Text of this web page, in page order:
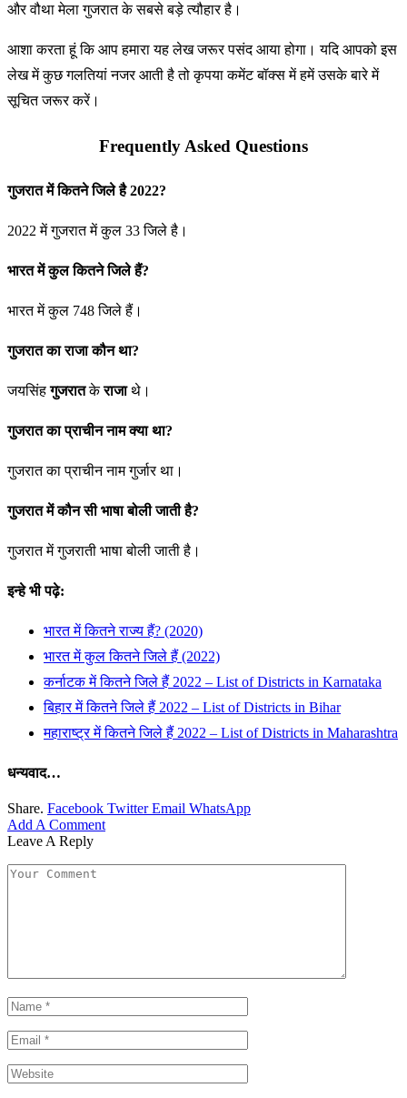
और वौथा मेला गुजरात के सबसे बड़े त्यौहार है।
आशा करता हूं कि आप हमारा यह लेख जरूर पसंद आया होगा। यदि आपको इस
लेख में कुछ गलतियां नजर आती है तो कृपया कमेंट बॉक्स में हमें उसके बारे में
सूचित जरूर करें।
Frequently Asked Questions
गुजरात में कितने जिले है 2022?
2022 में गुजरात में कुल 33 जिले है।
भारत में कुल कितने जिले हैं?
भारत में कुल 748 जिले हैं।
गुजरात का राजा कौन था?
जयसिंहगुजरातकेराजाथे।
गुजरात का प्राचीन नाम क्या था?
गुजरात का प्राचीन नाम गुर्जार था।
गुजरात में कौन सी भाषा बोली जाती है?
गुजरात में गुजराती भाषा बोली जाती है।
इन्हे भी पढ़े:
भारत में कितने राज्य हैं? (2020)
भारत में कुल कितने जिले हैं (2022)
कर्नाटक में कितने जिले हैं 2022 – List of Districts in Karnataka
बिहार में कितने जिले हैं 2022 – List of Districts in Bihar
महाराष्ट्र में कितने जिले हैं 2022 – List of Districts in Maharashtra
धन्यवाद…
Share. Facebook Twitter Email WhatsApp
Add A Comment
Leave A Reply